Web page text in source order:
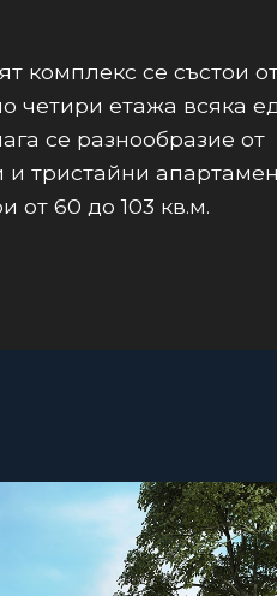
комплекс се състои
четири етажа всяка
се разнообразие от
и тристайни
от 60 до 103 кв.м.